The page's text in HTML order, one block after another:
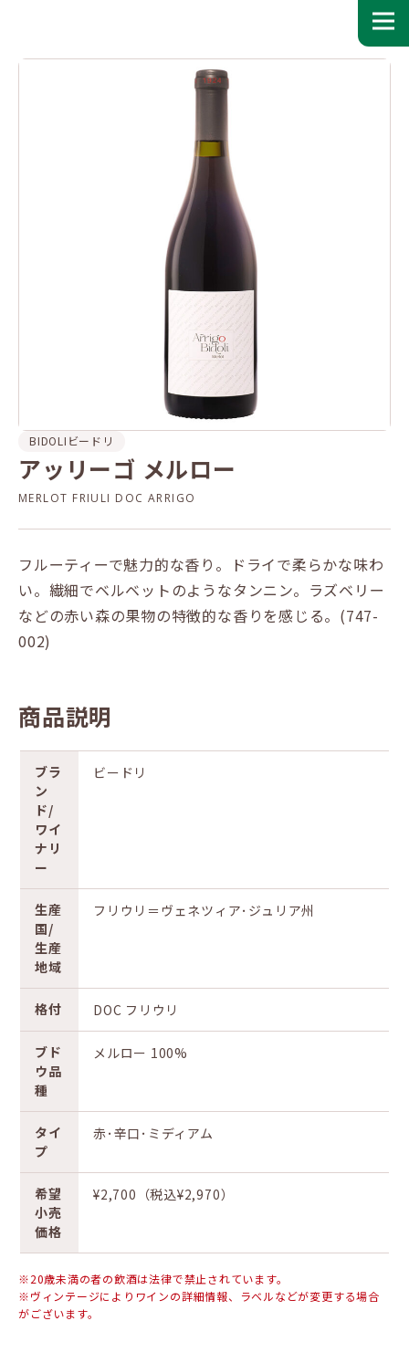
BIDOLI ビードリ
アッリーゴ メルロー
MERLOT FRIULI DOC ARRIGO
フルーティーで魅力的な香り。ドライで柔らかな味わ
い。繊細でベルベットのようなタンニン。ラズベリー
などの赤い森の果物の特徴的な香りを感じる。(747-
002)
商品説明
ブラ
ン
ド/
ワイ
ナリ
ー
ビードリ
生産
国/
生産
地域
フリウリ＝ヴェネツィア･ジュリア州
格付 DOC フリウリ
ブド
ウ品
種
メルロー 100%
タイ
プ
赤･辛口･ミディアム
希望
小売
価格
¥2,700（税込¥2,970）
※20歳未満の者の飲酒は法律で禁止されています。
※ヴィンテージによりワインの詳細情報、ラベルなどが変更する場合
がございます。